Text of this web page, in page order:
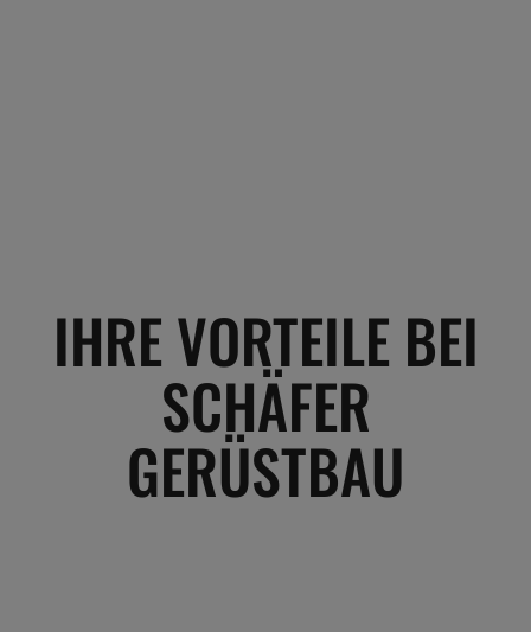
IHRE VORTEILE BEI
SCHÄFER
GERÜSTBAU